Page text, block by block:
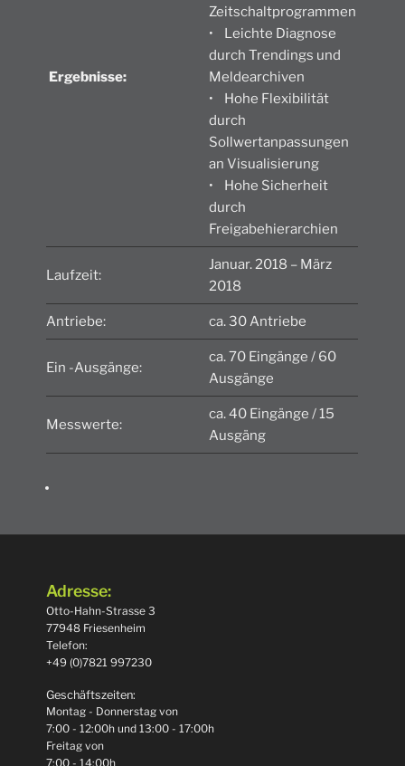
Ergebnisse:
Zeitschaltprogrammen
• Leichte Diagnose
durch Trendings und
Meldearchiven
• Hohe Flexibilität
durch
Sollwertanpassungen
an Visualisierung
• Hohe Sicherheit
durch
Freigabehierarchien
Laufzeit:
Januar. 2018 – März
2018
Antriebe: ca. 30 Antriebe
Ein -Ausgänge:
ca. 70 Eingänge / 60
Ausgänge
Messwerte:
ca. 40 Eingänge / 15
Ausgäng
Adresse:
Otto-Hahn-Strasse 3
77948 Friesenheim
Telefon:
+49 (0)7821 997230
Geschäftszeiten:
Montag - Donnerstag von
7:00 - 12:00h und 13:00 - 17:00h
Freitag von
7:00 - 14:00h